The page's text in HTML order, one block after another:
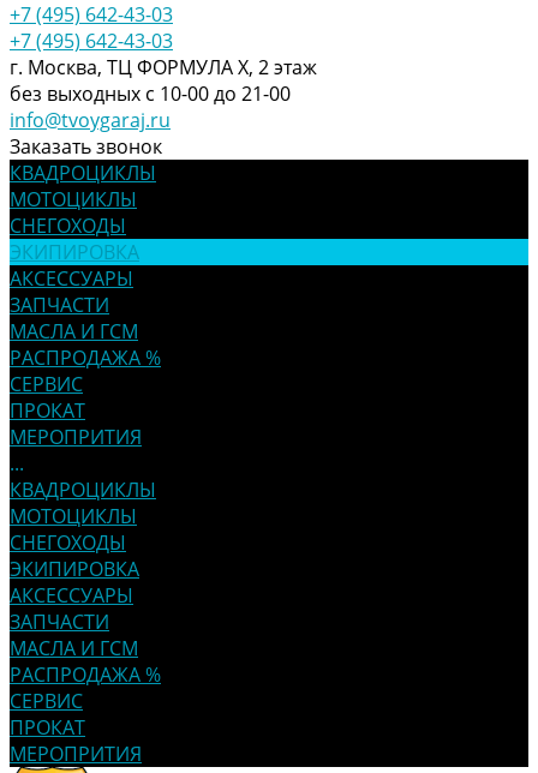
+7 (495) 642-43-03
+7 (495) 642-43-03
г. Москва, ТЦ ФОРМУЛА Х, 2 этаж
без выходных с 10-00 до 21-00
info@tvoygaraj.ru
Заказать звонок
КВАДРОЦИКЛЫ
МОТОЦИКЛЫ
СНЕГОХОДЫ
ЭКИПИРОВКА
АКСЕССУАРЫ
ЗАПЧАСТИ
МАСЛА И ГСМ
РАСПРОДАЖА %
СЕРВИС
ПРОКАТ
МЕРОПРИТИЯ
...
КВАДРОЦИКЛЫ
МОТОЦИКЛЫ
СНЕГОХОДЫ
ЭКИПИРОВКА
АКСЕССУАРЫ
ЗАПЧАСТИ
МАСЛА И ГСМ
РАСПРОДАЖА %
СЕРВИС
ПРОКАТ
МЕРОПРИТИЯ